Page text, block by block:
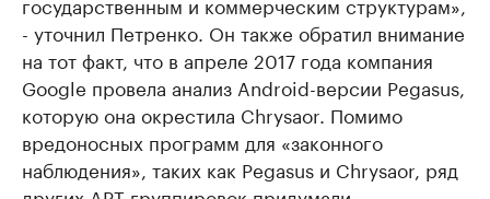
- уточнил Петренко. Он также обратил внимание
на тот факт, что в апреле 2017 года компания
Google провела анализ Android-версии Pegasus,
которую она окрестила Chrysaor. Помимо
вредоносных программ для «законного
наблюдения», таких как Pegasus и Chrysaor, ряд